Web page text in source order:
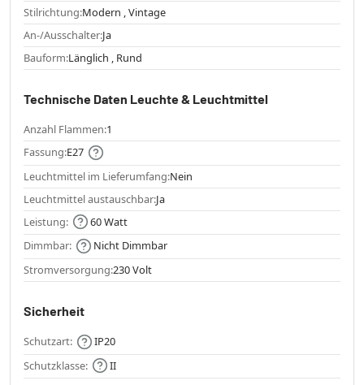
Stilrichtung:Modern , Vintage
An-/Ausschalter:Ja
Bauform:Länglich , Rund
Technische Daten Leuchte & Leuchtmittel
Anzahl Flammen:1
Fassung:E27
Leuchtmittel im Lieferumfang:Nein
Leuchtmittel austauschbar:Ja
Leistung:
60 Watt
Dimmbar:
Nicht Dimmbar
Stromversorgung:230 Volt
Sicherheit
Schutzart:
IP20
Schutzklasse:
II